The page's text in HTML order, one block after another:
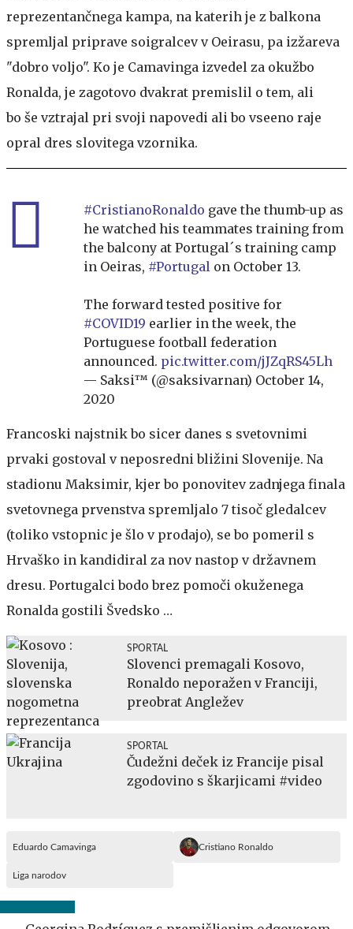
reprezentančnega kampa, na katerih je z balkona
spremljal priprave soigralcev v Oeirasu, pa izžareva
"dobro voljo". Ko je Camavinga izvedel za okužbo
Ronalda, je zagotovo dvakrat premislil o tem, ali
bo še vztrajal pri svoji napovedi ali bo vseeno raje
opral dres slovitega vzornika.
#CristianoRonaldo gave the thumb-up as
he watched his teammates training from
the balcony at Portugal´s training camp
in Oeiras, #Portugal on October 13.
The forward tested positive for
#COVID19 earlier in the week, the
Portuguese football federation
announced. pic.twitter.com/jJZqRS45Lh
— Saksi™ (@saksivarnan) October 14,
2020
Francoski najstnik bo sicer danes s svetovnimi
prvaki gostoval v neposredni bližini Slovenije. Na
stadionu Maksimir, kjer bo ponovitev zadnjega finala
svetovnega prvenstva spremljalo 7 tisoč gledalcev
(toliko vstopnic je šlo v prodajo), se bo pomeril s
Hrvaško in kandidiral za nov nastop v državnem
dresu. Portugalci bodo brez pomoči okuženega
Ronalda gostili Švedsko …
SPORTAL
Slovenci premagali Kosovo,
Ronaldo neporažen v Franciji,
preobrat Angležev
SPORTAL
Čudežni deček iz Francije pisal
zgodovino s škarjicami #video
Eduardo Camavinga Cristiano Ronaldo
Liga narodov